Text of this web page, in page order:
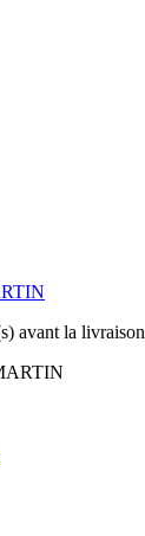
avant la livraison